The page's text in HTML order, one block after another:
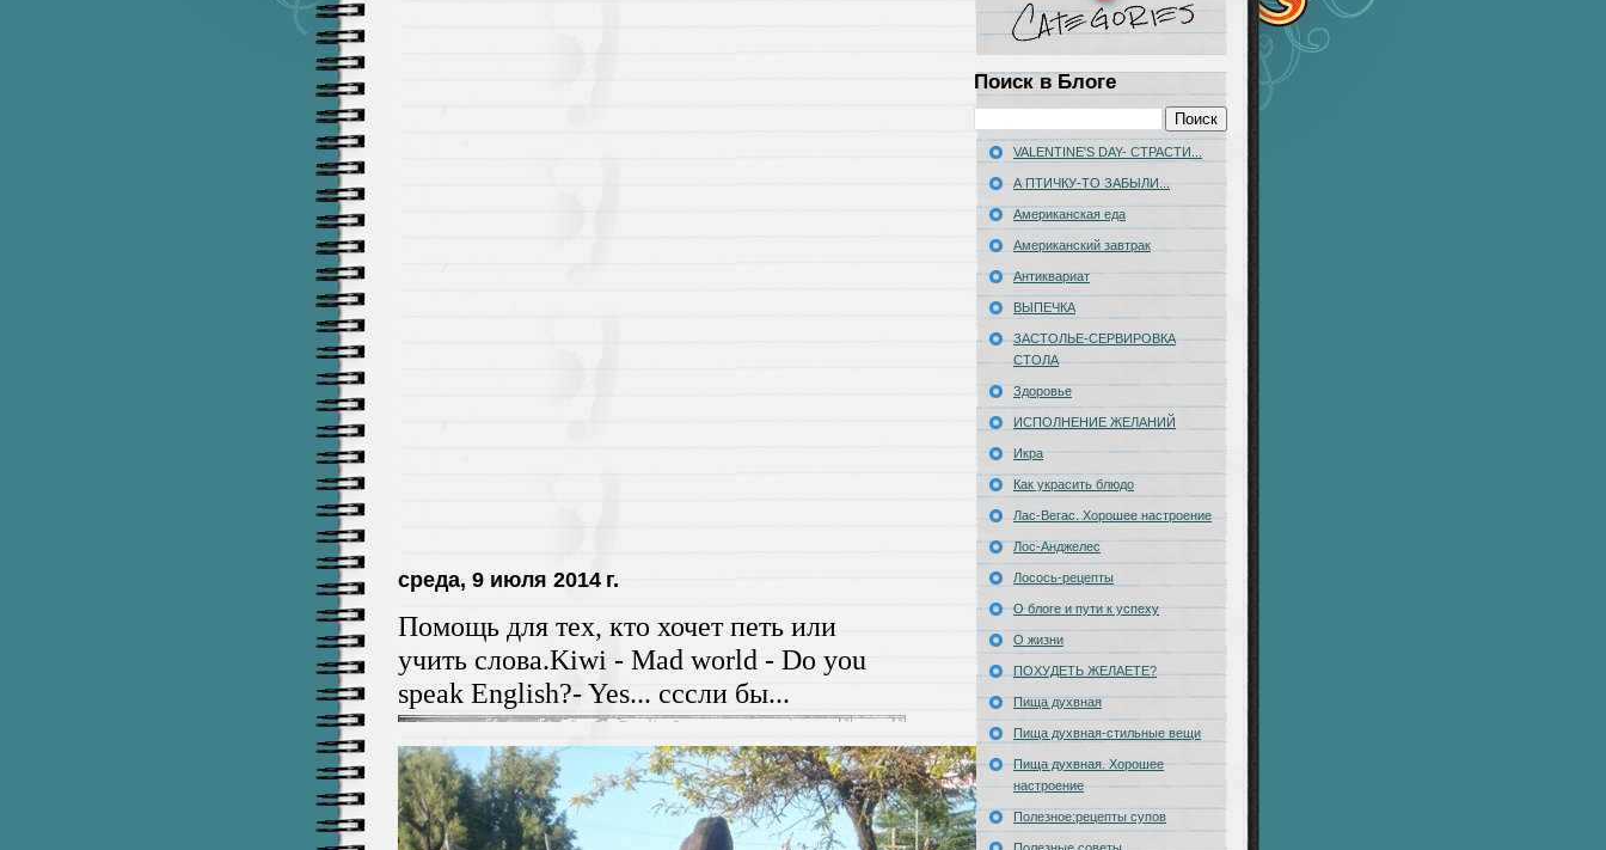
среда, 9 июля 2014 г.
Помощь для тех, кто хочет петь или
учить слова.Kiwi - Mad world - Do you
speak English?- Yes... сссли бы...
Поиск в Блоге
VALENTINE'S DAY- СТРАСТИ...
А ПТИЧКУ-ТО ЗАБЫЛИ...
Американская еда
Американский завтрак
Антиквариат
ВЫПЕЧКА
ЗАСТОЛЬЕ-CЕРВИРОВКА
СТОЛА
Здоровье
ИСПОЛНЕНИЕ ЖЕЛАНИЙ
Икра
Как украсить блюдо
Лас-Вегас. Хорошее настроение
Лос-Анджелес
Лосось-рецепты
О блоге и пути к успеху
О жизни
ПОХУДЕТЬ ЖЕЛАЕТЕ?
Пища духвная
Пища духвная-стильные вещи
Пища духвная. Хорошее
настроение
Полезное:рецепты супов